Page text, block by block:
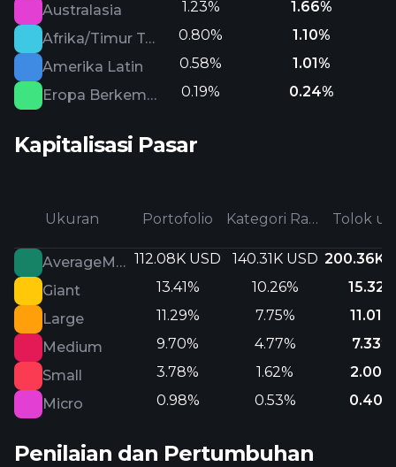
Australasia
1.23%
1.66%
Afrika/Timur Tengah
0.80%
1.10%
Amerika Latin
0.58%
1.01%
Eropa Berkembang
0.19% 0.24%
Kapitalisasi Pasar
Ukuran Portofolio Kategori Rata-rata Tolok
AverageMarketCap 112.08K USD 140.31K USD 200.36K
Giant
13.41% 10.26%
15.32%
Large
11.29% 7.75%
11.01%
Medium
9.70% 4.77%
7.33%
Small
3.78% 1.62%
2.00%
Micro
0.98% 0.53% 0.40%
Penilaian dan Pertumbuhan